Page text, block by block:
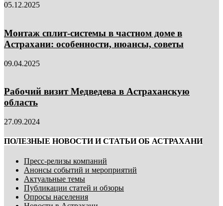
05.12.2025
Монтаж сплит-системы в частном доме в
Астрахани: особенности, нюансы, советы
09.04.2025
Рабочий визит Медведева в Астраханскую
область
27.09.2024
ПОЛЕЗНЫЕ НОВОСТИ И СТАТЬИ ОБ АСТРАХАНИ
Пресс-релизы компаний
Анонсы событий и мероприятий
Актуальные темы
Публикации статей и обзоры
Опросы населения